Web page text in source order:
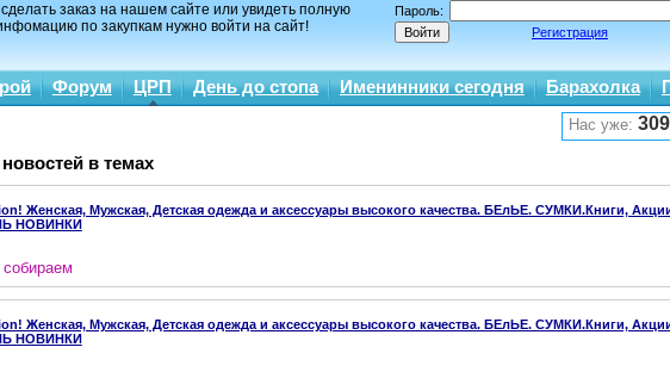
заказ на нашем сайте или увидеть полную
по закупкам нужно войти на сайт!
Пароль:
Регистрация
Форум ЦРП День до стопа Именинники сегодня Барахолка
Нас уже:
в темах
Женская, Мужская, Детская одежда и аксессуары высокого качества. БЕлЬЕ. СУМКИ.Книги,
НОВИНКИ
Женская, Мужская, Детская одежда и аксессуары высокого качества. БЕлЬЕ. СУМКИ.Книги,
НОВИНКИ